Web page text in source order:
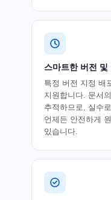
스마트한 버전 및
특정 버전 지정 배
지원합니다. 문서
추적하므로, 실수
언제든 안전하게
있습니다.